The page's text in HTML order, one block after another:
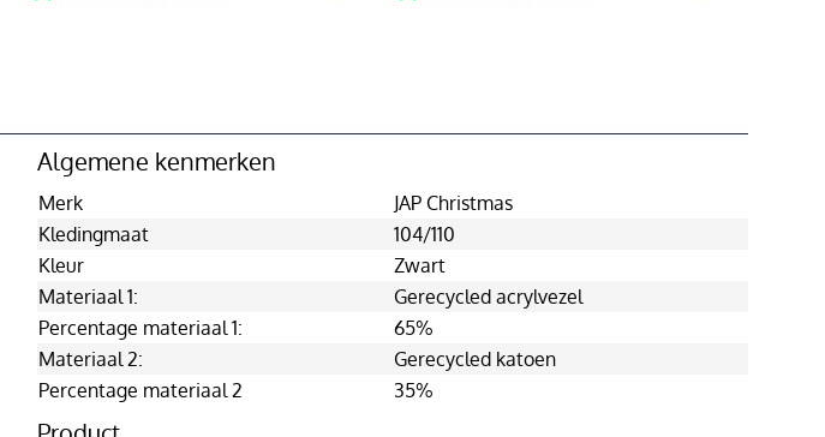
Algemene kenmerken
Merk
JAP Christmas
Kledingmaat
104/110
Kleur
Zwart
Materiaal 1:
Gerecycled acrylvezel
Percentage materiaal 1:
65%
Materiaal 2:
Gerecycled katoen
Percentage materiaal 2
35%